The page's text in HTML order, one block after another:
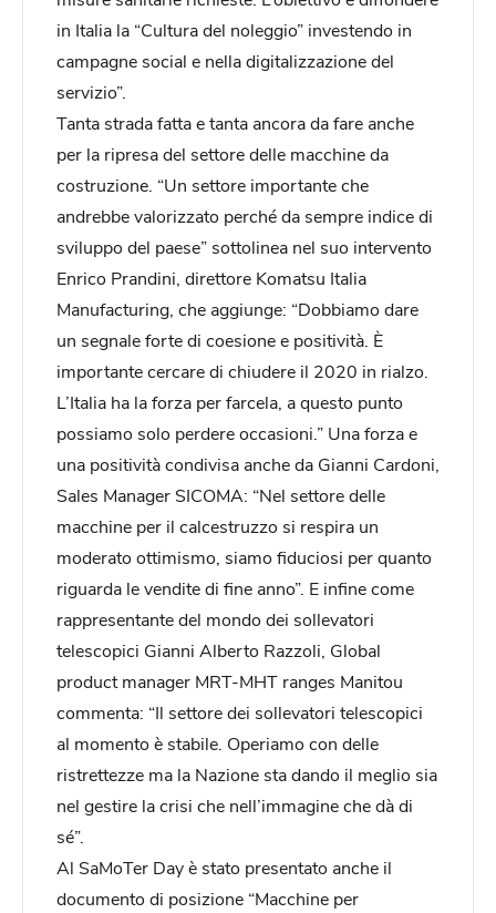
in Italia la “Cultura del noleggio” investendo in
campagne social e nella digitalizzazione del
servizio”.
Tanta strada fatta e tanta ancora da fare anche
per la ripresa del settore delle macchine da
costruzione. “Un settore importante che
andrebbe valorizzato perché da sempre indice di
sviluppo del paese” sottolinea nel suo intervento
Enrico Prandini, direttore Komatsu Italia
Manufacturing, che aggiunge: “Dobbiamo dare
un segnale forte di coesione e positività. È
importante cercare di chiudere il 2020 in rialzo.
L’Italia ha la forza per farcela, a questo punto
possiamo solo perdere occasioni.” Una forza e
una positività condivisa anche da Gianni Cardoni,
Sales Manager SICOMA: “Nel settore delle
macchine per il calcestruzzo si respira un
moderato ottimismo, siamo fiduciosi per quanto
riguarda le vendite di fine anno”. E infine come
rappresentante del mondo dei sollevatori
telescopici Gianni Alberto Razzoli, Global
product manager MRT-MHT ranges Manitou
commenta: “Il settore dei sollevatori telescopici
al momento è stabile. Operiamo con delle
ristrettezze ma la Nazione sta dando il meglio sia
nel gestire la crisi che nell’immagine che dà di
sé”.
Al SaMoTer Day è stato presentato anche il
documento di posizione “Macchine per